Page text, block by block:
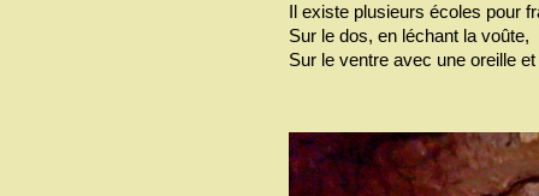
Il existe plusieurs écoles pour
Sur le dos, en léchant la voûte,
Sur le ventre avec une oreille